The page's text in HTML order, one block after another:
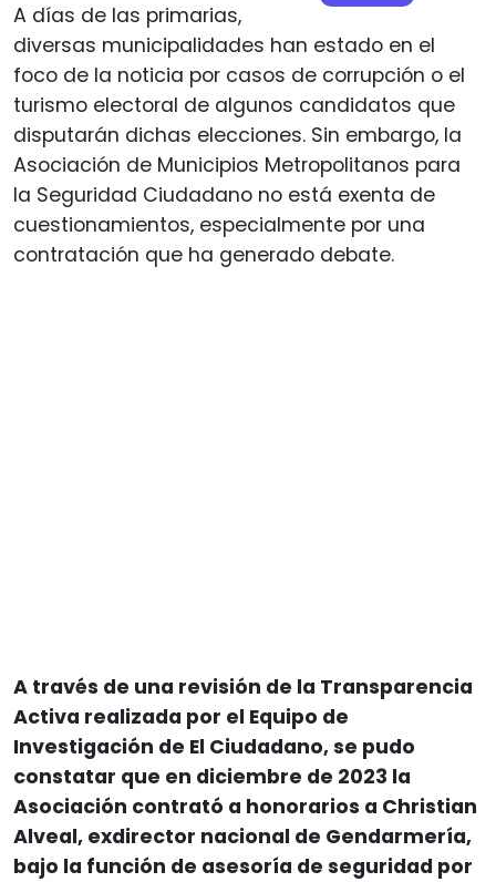
A días de las primarias,
diversas municipalidades han estado en el
foco de la noticia por casos de corrupción o el
turismo electoral de algunos candidatos que
disputarán dichas elecciones. Sin embargo, la
Asociación de Municipios Metropolitanos para
la Seguridad Ciudadano no está exenta de
cuestionamientos, especialmente por una
contratación que ha generado debate.
A través de una revisión de la Transparencia
Activa realizada por el Equipo de
Investigación de El Ciudadano, se pudo
constatar que en diciembre de 2023 la
Asociación contrató a honorarios a Christian
Alveal, exdirector nacional de Gendarmería,
bajo la función de asesoría de seguridad por